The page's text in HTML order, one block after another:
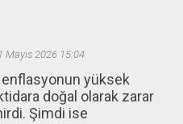
Mayıs 2026 15:04
yüksek
doğal olarak zarar
Şimdi ise